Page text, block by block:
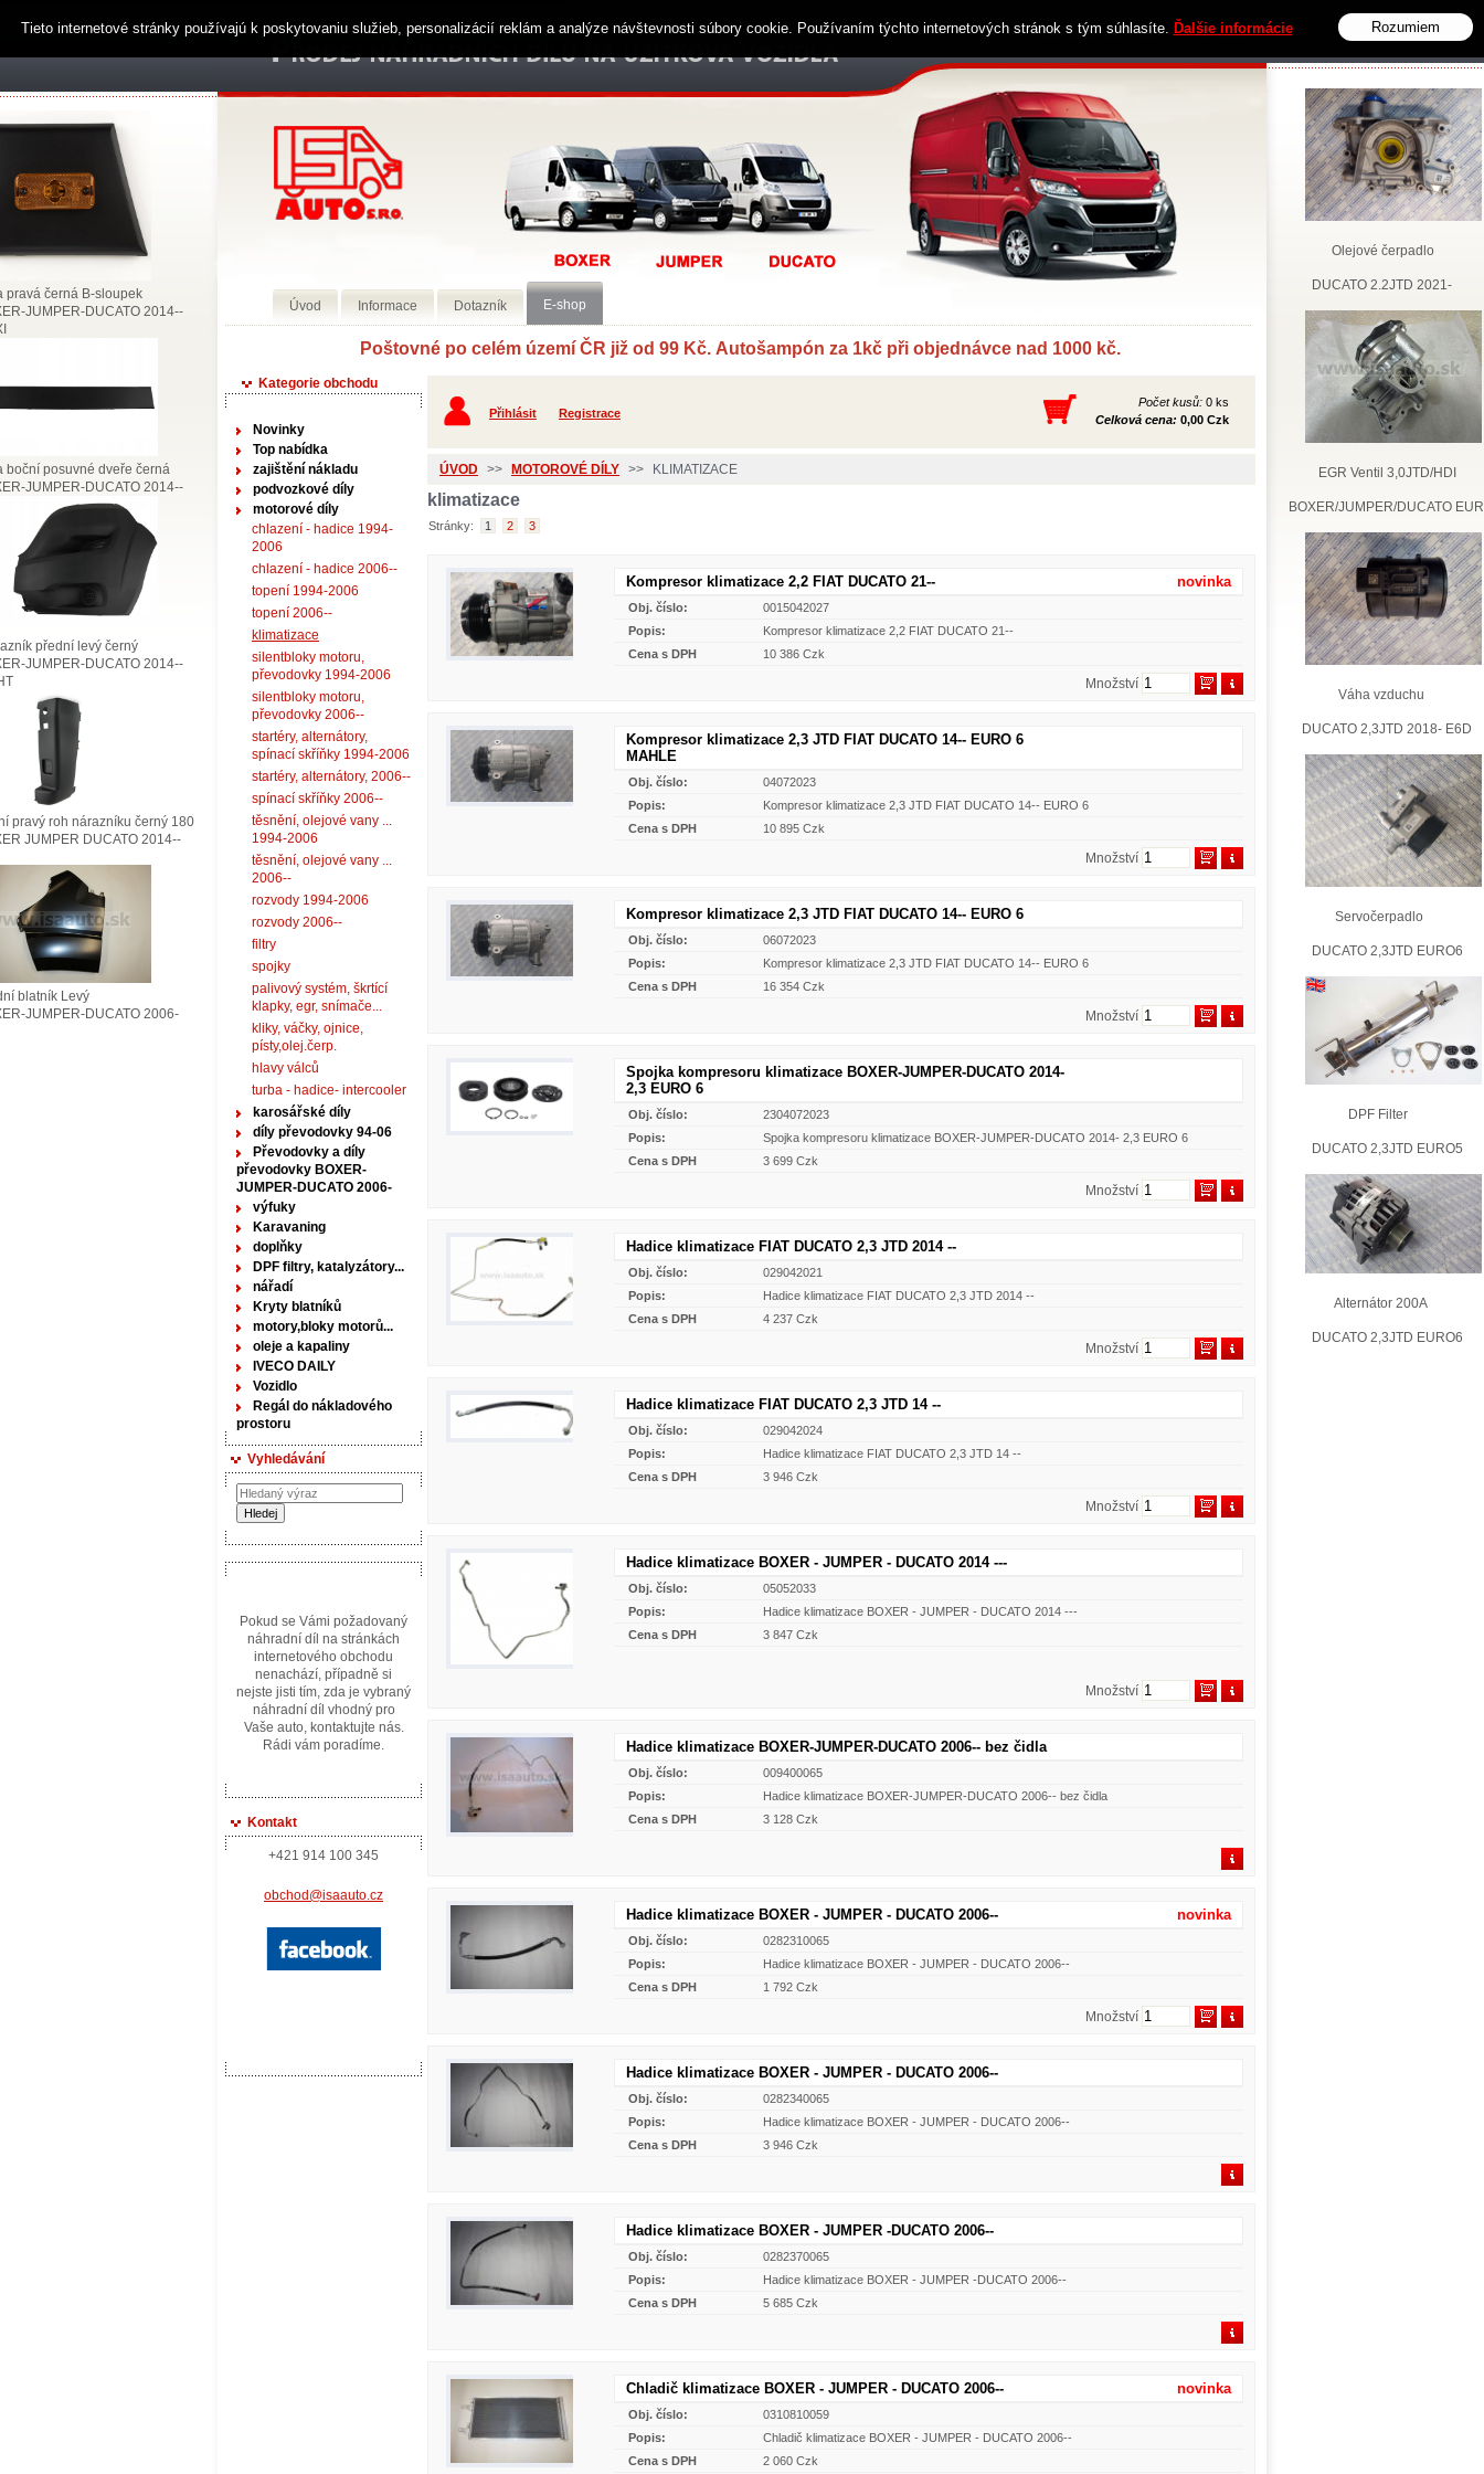
Obchodní podmínky Kontakt
Poštovné po celém území ČR již od 99 Kč. Autošampón za 1kč při objednávce nad 1000 kč.
Kategorie obchodu
Novinky
Top nabídka
zajištění nákladu
podvozkové díly
motorové díly
chlazení - hadice 1994-
2006
chlazení - hadice 2006--
topení 1994-2006
topení 2006--
klimatizace
silentbloky motoru,
převodovky 1994-2006
silentbloky motoru,
převodovky 2006--
startéry, alternátory,
spínací skříňky 1994-2006
startéry, alternátory, 2006--
spínací skříňky 2006--
těsnění, olejové vany ...
1994-2006
těsnění, olejové vany ...
2006--
rozvody 1994-2006
rozvody 2006--
filtry
spojky
palivový systém, škrtící
klapky, egr, snímače...
kliky, váčky, ojnice,
písty,olej.čerp.
hlavy válců
turba - hadice- intercooler
karosářské díly
díly převodovky 94-06
Převodovky a díly
převodovky BOXER-
JUMPER-DUCATO 2006-
výfuky
Karavaning
doplňky
DPF filtry, katalyzátory...
nářadí
Kryty blatníků
motory,bloky motorů...
oleje a kapaliny
IVECO DAILY
Vozidlo
Regál do nákladového
prostoru
Vyhledávání
Pokud se Vámi požadovaný
náhradní díl na stránkách
internetového obchodu
nenachází, případně si
nejste jisti tím, zda je vybraný
náhradní díl vhodný pro
Vaše auto, kontaktujte nás.
Rádi vám poradíme.
Kontakt
+421 914 100 345
obchod@isaauto.cz
Přihlásit Registrace
Počet kusů: 0 ks
Celková cena: 0,00 Czk
ÚVOD >> MOTOROVÉ DÍLY >> KLIMATIZACE
klimatizace
Stránky: 1 2 3
Kompresor klimatizace 2,2 FIAT DUCATO 21-- novinka
Obj. číslo:
0015042027
Popis:
Kompresor klimatizace 2,2 FIAT DUCATO 21--
Cena s DPH
10 386 Czk
Množství
Kompresor klimatizace 2,3 JTD FIAT DUCATO 14-- EURO 6
MAHLE
Obj. číslo:
04072023
Popis:
Kompresor klimatizace 2,3 JTD FIAT DUCATO 14-- EURO 6
Cena s DPH
10 895 Czk
Množství
Kompresor klimatizace 2,3 JTD FIAT DUCATO 14-- EURO 6
Obj. číslo:
06072023
Popis:
Kompresor klimatizace 2,3 JTD FIAT DUCATO 14-- EURO 6
Cena s DPH
16 354 Czk
Množství
Spojka kompresoru klimatizace BOXER-JUMPER-DUCATO 2014-
2,3 EURO 6
Obj. číslo:
2304072023
Popis:
Spojka kompresoru klimatizace BOXER-JUMPER-DUCATO 2014- 2,3 EURO 6
Cena s DPH
3 699 Czk
Množství
Hadice klimatizace FIAT DUCATO 2,3 JTD 2014 --
Obj. číslo:
029042021
Popis:
Hadice klimatizace FIAT DUCATO 2,3 JTD 2014 --
Cena s DPH
4 237 Czk
Množství
Hadice klimatizace FIAT DUCATO 2,3 JTD 14 --
Obj. číslo:
029042024
Popis:
Hadice klimatizace FIAT DUCATO 2,3 JTD 14 --
Cena s DPH
3 946 Czk
Množství
Hadice klimatizace BOXER - JUMPER - DUCATO 2014 ---
Obj. číslo:
05052033
Popis:
Hadice klimatizace BOXER - JUMPER - DUCATO 2014 ---
Cena s DPH
3 847 Czk
Množství
Hadice klimatizace BOXER-JUMPER-DUCATO 2006-- bez čidla
Obj. číslo:
009400065
Popis:
Hadice klimatizace BOXER-JUMPER-DUCATO 2006-- bez čidla
Cena s DPH
3 128 Czk
Hadice klimatizace BOXER - JUMPER - DUCATO 2006-- novinka
Obj. číslo:
0282310065
Popis:
Hadice klimatizace BOXER - JUMPER - DUCATO 2006--
Cena s DPH
1 792 Czk
Množství
Hadice klimatizace BOXER - JUMPER - DUCATO 2006--
Obj. číslo:
0282340065
Popis:
Hadice klimatizace BOXER - JUMPER - DUCATO 2006--
Cena s DPH
3 946 Czk
Hadice klimatizace BOXER - JUMPER -DUCATO 2006--
Obj. číslo:
0282370065
Popis:
Hadice klimatizace BOXER - JUMPER -DUCATO 2006--
Cena s DPH
5 685 Czk
Chladič klimatizace BOXER - JUMPER - DUCATO 2006-- novinka
Obj. číslo:
0310810059
Popis:
Chladič klimatizace BOXER - JUMPER - DUCATO 2006--
Cena s DPH
2 060 Czk
Úvod Informace Dotazník E-shop
pravá černá B-sloupek
JUMPER-DUCATO 2014--
boční posuvné dveře černá
JUMPER-DUCATO 2014--
přední levý černý
JUMPER-DUCATO 2014--
pravý roh nárazníku černý 180
JUMPER DUCATO 2014--
blatník Levý
JUMPER-DUCATO 2006-
Olejové čerpadlo
DUCATO 2.2JTD 2021-
EGR Ventil 3,0JTD/HDI
BOXER/JUMPER/DUCATO
Váha vzduchu
DUCATO 2,3JTD 2018- E6D
Servočerpadlo
DUCATO 2,3JTD EURO6
DPF Filter
DUCATO 2,3JTD EURO5
Alternátor 200A
DUCATO 2,3JTD EURO6
Tieto internetové stránky používajú k poskytovaniu služieb, personalizácií reklám a analýze návštevnosti súbory cookie. Používaním týchto internetových stránok s tým súhlasíte. Ďalšie informácie Rozumiem